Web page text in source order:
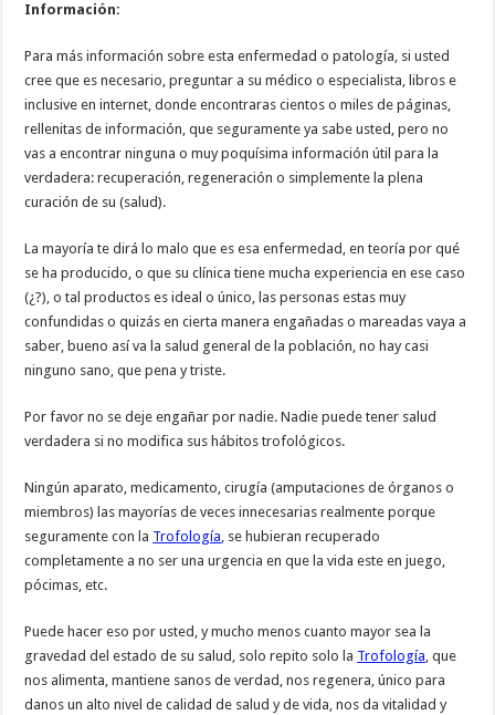
Información:
Para más información sobre esta enfermedad o patología, si usted
cree que es necesario, preguntar a su médico o especialista, libros e
inclusive en internet, donde encontraras cientos o miles de páginas,
rellenitas de información, que seguramente ya sabe usted, pero no
vas a encontrar ninguna o muy poquísima información útil para la
verdadera: recuperación, regeneración o simplemente la plena
curación de su (salud).
La mayoría te dirá lo malo que es esa enfermedad, en teoría por qué
se ha producido, o que su clínica tiene mucha experiencia en ese caso
(¿?), o tal productos es ideal o único, las personas estas muy
confundidas o quizás en cierta manera engañadas o mareadas vaya a
saber, bueno así va la salud general de la población, no hay casi
ninguno sano, que pena y triste.
Por favor no se deje engañar por nadie. Nadie puede tener salud
verdadera si no modifica sus hábitos trofológicos.
Ningún aparato, medicamento, cirugía (amputaciones de órganos o
miembros) las mayorías de veces innecesarias realmente porque
seguramente con la Trofología, se hubieran recuperado
completamente a no ser una urgencia en que la vida este en juego,
pócimas, etc.
Puede hacer eso por usted, y mucho menos cuanto mayor sea la
gravedad del estado de su salud, solo repito solo la Trofología, que
nos alimenta, mantiene sanos de verdad, nos regenera, único para
danos un alto nivel de calidad de salud y de vida, nos da vitalidad y